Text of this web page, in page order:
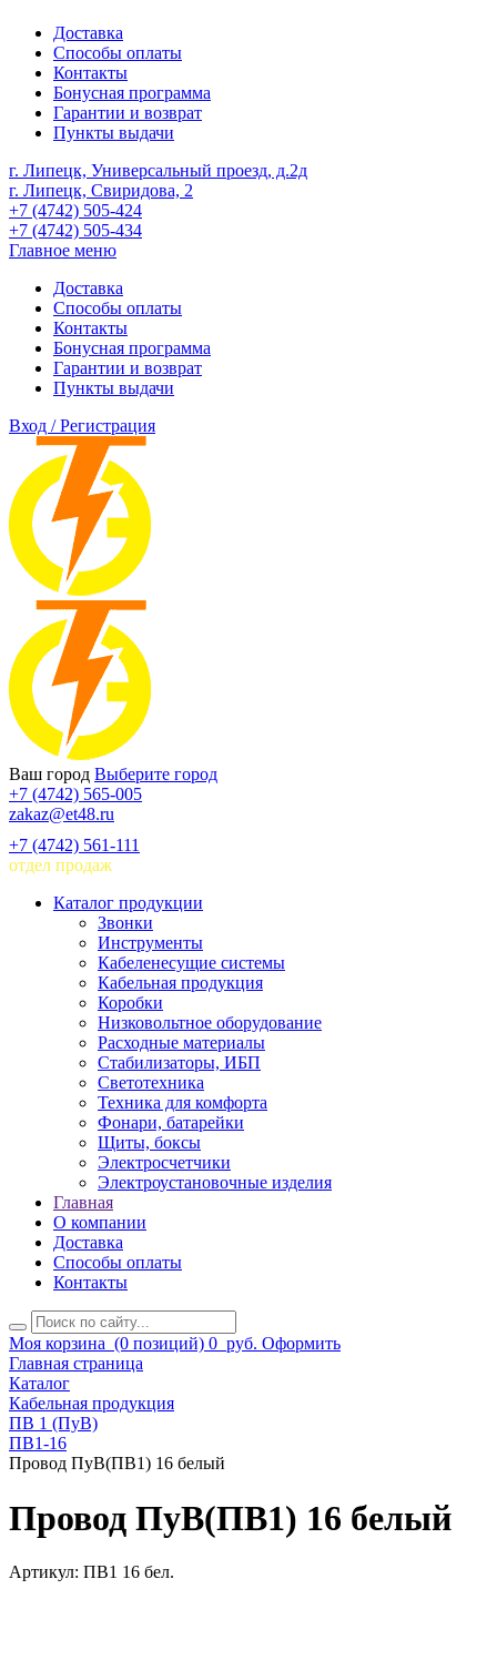
Доставка
Способы оплаты
Контакты
Бонусная программа
Гарантии и возврат
Пункты выдачи
г. Липецк, Универсальный проезд, д.2д
г. Липецк, Свиридова, 2
+7 (4742) 505-424
+7 (4742) 505-434
Главное меню
Доставка
Способы оплаты
Контакты
Бонусная программа
Гарантии и возврат
Пункты выдачи
Вход / Регистрация
Ваш город Выберите город
+7 (4742) 565-005
zakaz@et48.ru
+7 (4742) 561-111
отдел продаж
Каталог продукции
Звонки
Инструменты
Кабеленесущие системы
Кабельная продукция
Коробки
Низковольтное оборудование
Расходные материалы
Стабилизаторы, ИБП
Светотехника
Техника для комфорта
Фонари, батарейки
Щиты, боксы
Электросчетчики
Электроустановочные изделия
Главная
О компании
Доставка
Способы оплаты
Контакты
Моя корзина (0 позиций) 0 руб. Оформить
Главная страница
Каталог
Кабельная продукция
ПВ 1 (ПуВ)
ПВ1-16
Провод ПуВ(ПВ1) 16 белый
Провод ПуВ(ПВ1) 16 белый
Артикул: ПВ1 16 бел.